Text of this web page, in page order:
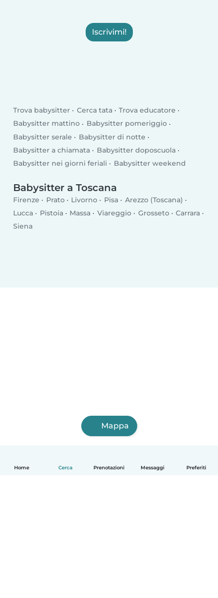
Home Cerca Prenotazioni Messaggi Preferiti
Iscrivimi!
Trova babysitter Cerca tata
Trova educatore
Babysitter mattino
Babysitter pomeriggio
Babysitter serale
Babysitter di notte
Babysitter a chiamata
Babysitter doposcuola
Babysitter nei giorni feriali
Babysitter weekend
Babysitter a Toscana
Firenze Prato Livorno Pisa
Arezzo (Toscana)
Lucca
Pistoia Massa Viareggio Grosseto
Carrara
Siena
Mappa